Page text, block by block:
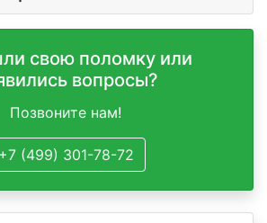
свою поломку или
вопросы?
Позвоните нам!
+7 (499) 301-78-72